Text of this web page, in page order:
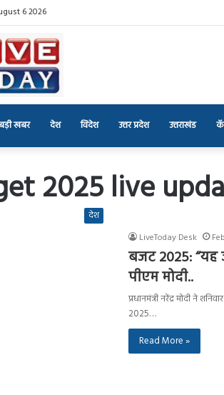
6 2026
खबर देश विदेश उत्तर प्रदेश उत्तराखंड
2025 live
देश
LiveToday Desk
बजट 2025: “यह
पीएम मोदी..
प्रधानमंत्री नरेंद्र मोदी ने
2025…
Read More »